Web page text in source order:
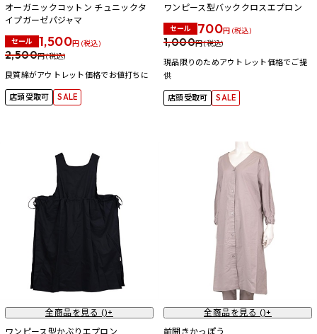
オーガニックコットン チュニックタ
イプガーゼパジャマ
セール 1,500円 (税込)
2,500円 (税込)
良質綿がアウトレット価格でお値打ちに
店頭受取可 SALE
ワンピース型バッククロスエプロン
セール 700円 (税込)
1,000円 (税込)
現品限りのためアウトレット価格でご提
供
店頭受取可 SALE
全商品を見る ()+
ワンピース型かぶりエプロン
全商品を見る ()+
前開きかっぽう